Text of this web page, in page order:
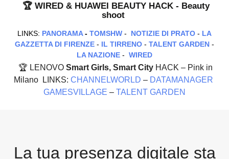
🏆 WIRED & HUAWEI BEAUTYHACK - Beauty
shoot
LINKS: PANORAMA- TOMSHW - NOTIZIE DI PRATO - LA
GAZZETTA DI FIRENZE - IL TIRRENO - TALENT GARDEN -
LA NAZIONE - WIRED
🏆 LENOVO Smart Girls, Smart City HACK – Pink in
Milano
LINKS: CHANNELWORLD – DATAMANAGER
GAMESVILLAGE – TALENT GARDEN
La tua presenza digitale sta